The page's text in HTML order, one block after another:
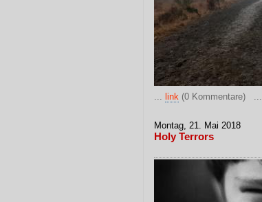
... link (0 Kommentare) ...
Montag, 21. Mai 2018
Holy Terrors